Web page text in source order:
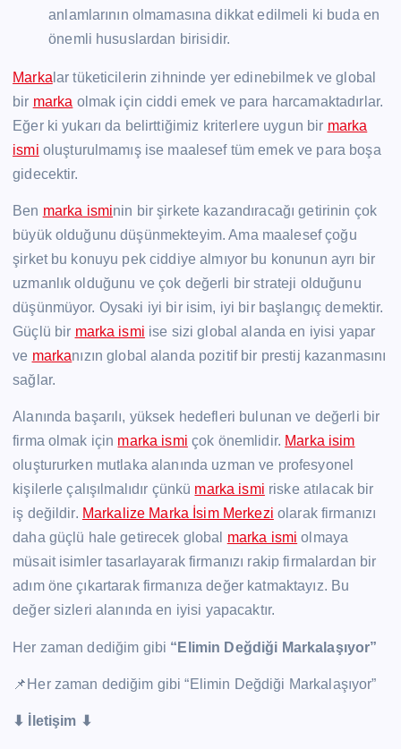
anlamlarının olmamasına dikkat edilmeli ki buda en
önemli hususlardan birisidir.
Marka lar tüketicilerin zihninde yer edinebilmek ve global
bir marka olmak için ciddi emek ve para harcamaktadırlar.
Eğer ki yukarı da belirttiğimiz kriterlere uygun bir marka
ismi oluşturulmamış ise maalesef tüm emek ve para boşa
gidecektir.
Ben marka isminin bir şirkete kazandıracağı getirinin çok
büyük olduğunu düşünmekteyim. Ama maalesef çoğu
şirket bu konuyu pek ciddiye almıyor bu konunun ayrı bir
uzmanlık olduğunu ve çok değerli bir strateji olduğunu
düşünmüyor. Oysaki iyi bir isim, iyi bir başlangıç demektir.
Güçlü bir marka ismi ise sizi global alanda en iyisi yapar
ve markanızın global alanda pozitif bir prestij kazanmasını
sağlar.
Alanında başarılı, yüksek hedefleri bulunan ve değerli bir
firma olmak için marka ismi çok önemlidir. Marka isim
oluştururken mutlaka alanında uzman ve profesyonel
kişilerle çalışılmalıdır çünkü marka ismi riske atılacak bir
iş değildir. Markalize Marka İsim Merkezi olarak firmanızı
daha güçlü hale getirecek global marka ismi olmaya
müsait isimler tasarlayarak firmanızı rakip firmalardan bir
adım öne çıkartarak firmanıza değer katmaktayız. Bu
değer sizleri alanında en iyisi yapacaktır.
Her zaman dediğim gibi “Elimin Değdiği Markalaşıyor”
📌Her zaman dediğim gibi “Elimin Değdiği Markalaşıyor”
⬇ İletişim ⬇